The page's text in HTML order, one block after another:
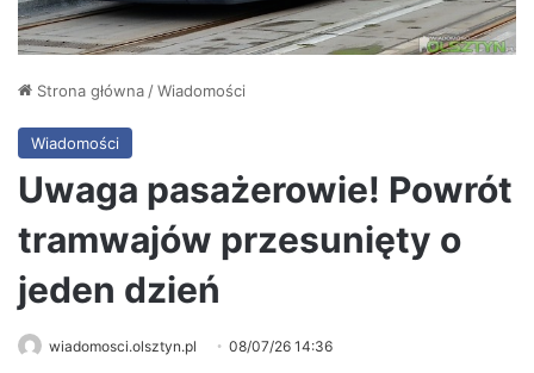
Strona główna/Wiadomości
Wiadomości
Uwaga pasażerowie! Powrót
tramwajów przesunięty o
jeden dzień
wiadomosci.olsztyn.pl 08/07/26 14:36